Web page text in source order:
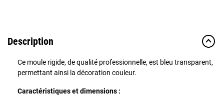
Description
Ce moule rigide, de qualité professionnelle, est bleu transparent,
permettant ainsi la décoration couleur.
Caractéristiques et dimensions :